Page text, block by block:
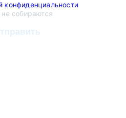
конфиденциальности
собираются